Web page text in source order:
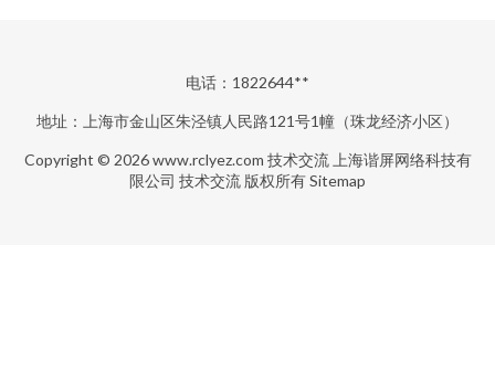
电话：1822644**
地址：上海市金山区朱泾镇人民路121号1幢（珠龙经济小区）
Copyright © 2026www.rclyez.com 技术交流 上海谐屏网络科技有
限公司 技术交流 版权所有Sitemap